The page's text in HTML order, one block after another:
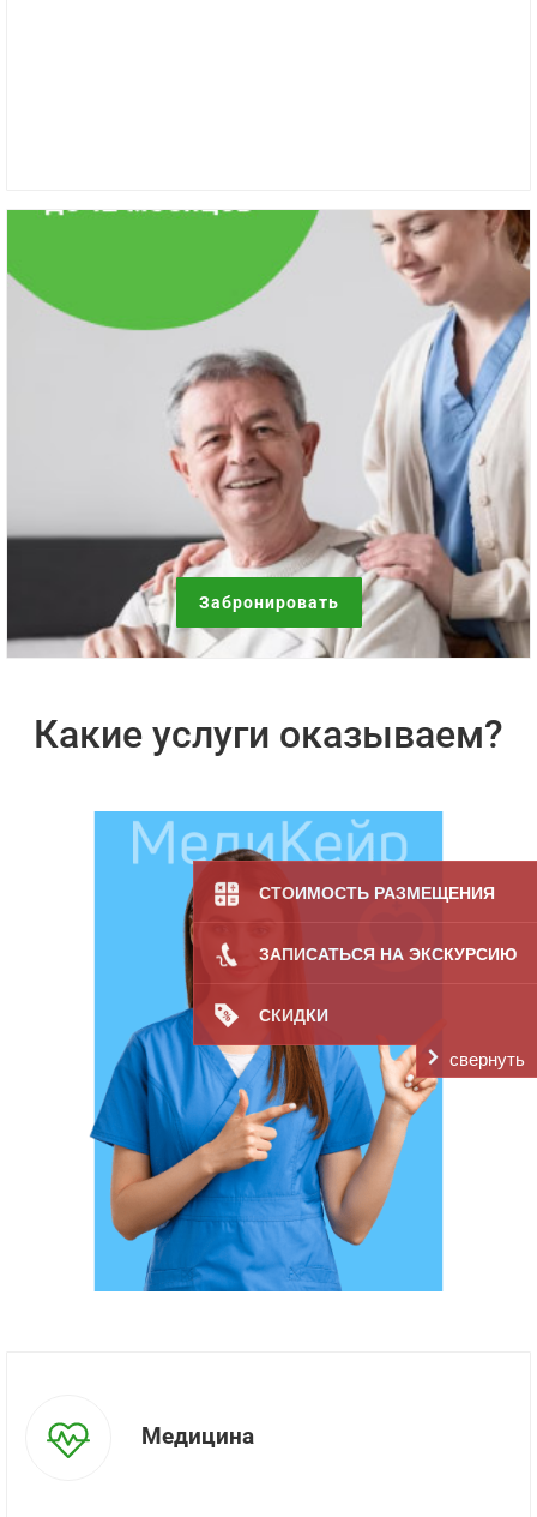
СТОИМОСТЬ РАЗМЕЩЕНИЯ
ЗАПИСАТЬСЯ НА ЭКСКУРСИЮ
СКИДКИ
свернуть
Забронировать
Какие услуги оказываем?
Медицина